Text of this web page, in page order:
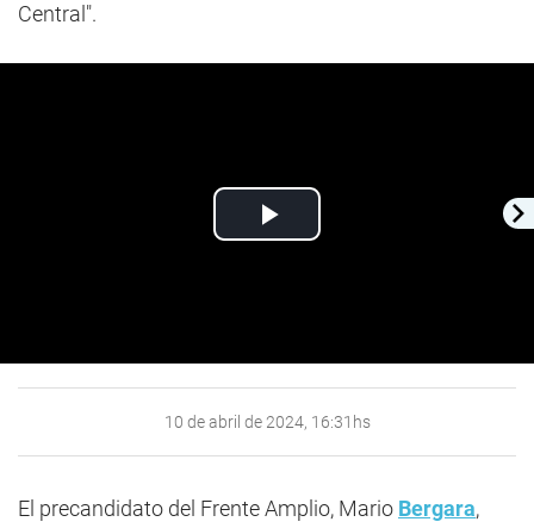
Central".
Play
10 de abril de 2024, 16:31hs
El precandidato del Frente Amplio, Mario Bergara,